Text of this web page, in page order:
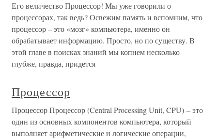
Его величество Процессор! Мы уже говорили о
процессорах, так ведь? Освежим память и вспомним, что
процессор – это «мозг» компьютера, именно он
обрабатывает информацию. Просто, но по существу. В
этой главе в поисках знаний мы копнем несколько
глубже, правда, придется
Процессор
Процессор Процессор (Central Processing Unit, CPU) – это
один из основных компонентов компьютера, который
выполняет арифметические и логические операции,